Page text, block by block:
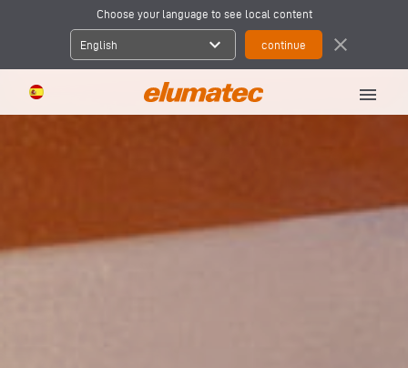
Choose your language to see local content
English expand_more close
menu